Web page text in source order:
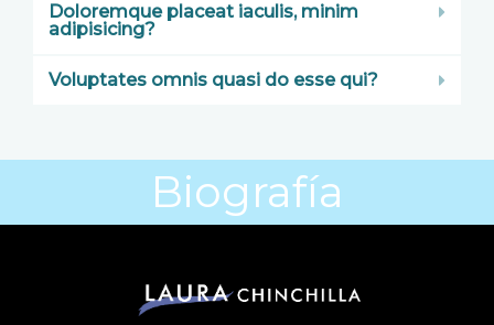
Doloremque placeat iaculis, minim
adipisicing?
Voluptates omnis quasi do esse qui?
Biografía